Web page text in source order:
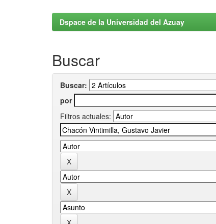
Dspace de la Universidad del Azuay
Buscar
Buscar:
por
Filtros actuales: